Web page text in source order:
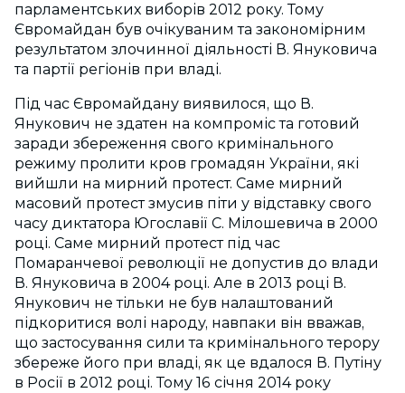
парламентських виборів 2012 року. Тому
Євромайдан був очікуваним та закономірним
результатом злочинної діяльності В. Януковича
та партії регіонів при владі.
Під час Євромайдану виявилося, що В.
Янукович не здатен на компроміс та готовий
заради збереження свого кримінального
режиму пролити кров громадян України, які
вийшли на мирний протест. Саме мирний
масовий протест змусив піти у відставку свого
часу диктатора Югославії С. Мілошевича в 2000
році. Саме мирний протест під час
Помаранчевої революції не допустив до влади
В. Януковича в 2004 році. Але в 2013 році В.
Янукович не тільки не був налаштований
підкоритися волі народу, навпаки він вважав,
що застосування сили та кримінального терору
збереже його при владі, як це вдалося В. Путіну
в Росії в 2012 році. Тому 16 січня 2014 року